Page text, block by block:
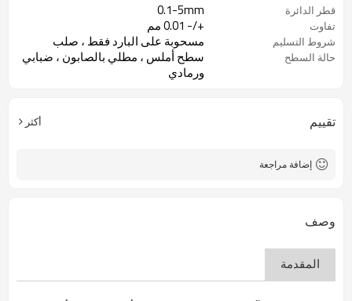
قطر الدائرة 0.1-5mm
تفاوت +/- 0.01 مم
شروط التسليم مسحوبة على البارد فقط ، صلب
حالة السطح
سطح أملس ، مطلي بالصابون ، ضبابي
ورمادي
تقييم أكثر
إضافة مراجعة
وصف
المقدمة